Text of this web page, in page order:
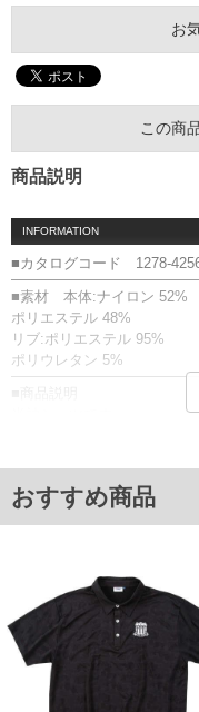
お
この商
商品説明
INFORMATION
■カタログコード 1278-
■素材 本体:ナイロン 52%
ポリエステル 48%
リブ:ポリエステル 95%
ポリウレタン 5%
【吸汗速乾】
吸汗速乾／接触冷感／UV
イドスリット／総柄／フリ
■サイズ表
サイズ/バスト/総丈/裾周り/
3L/130/78/130/58/24
おすすめ商品